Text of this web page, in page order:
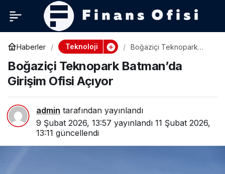
Haberler Teknoloji
Boğaziçi Teknopark
Açıyor
Boğaziçi Teknopark Batman’da
Girişim Ofisi Açıyor
admin tarafından yayınlandı
9 Şubat 2026, 13:57 yayınlandı 11 Şubat 2026,
13:11 güncellendi